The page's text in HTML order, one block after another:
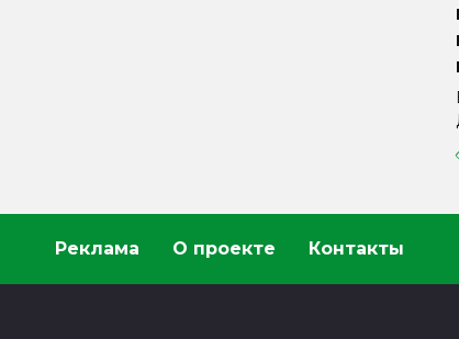
Реклама О проекте Контакты